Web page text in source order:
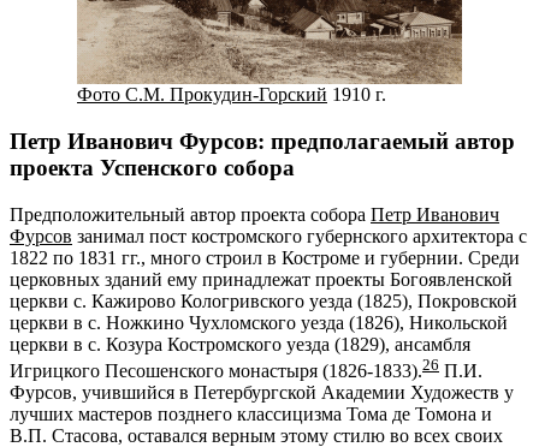
Фото С.М. Прокудин-Горский 1910 г.
Петр Иванович Фурсов: предполагаемый автор
проекта Успенского собора
Предположительный автор проекта собора Петр Иванович
Фурсов занимал пост костромского губернского архитектора с
1822 по 1831 гг., много строил в Костроме и губернии. Среди
церковных зданий ему принадлежат проекты Богоявленской
церкви с. Кажирово Кологривского уезда (1825), Покровской
церкви в с. Ножкино Чухломского уезда (1826), Никольской
церкви в с. Козура Костромского уезда (1829), ансамбля
Игрицкого Песошенского монастыря (1826-1833).26 П.И.
Фурсов, учившийся в Петербургской Академии Художеств у
лучших мастеров позднего классицизма Тома де Томона и
В.П. Стасова, оставался верным этому стилю во всех своих